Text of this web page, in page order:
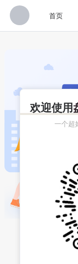
首页
欢迎使用
一个超